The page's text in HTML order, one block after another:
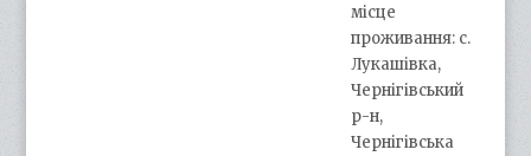
місце
проживання: с.
Лукашівка,
Чернігівський
р-н,
Чернігівська